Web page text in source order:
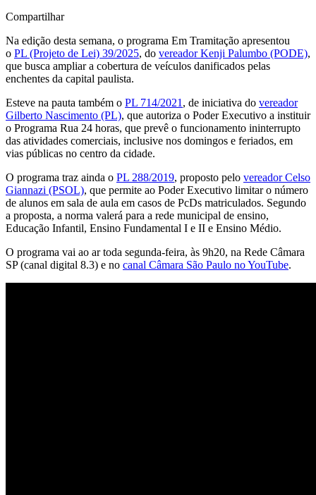
Compartilhar
Na edição desta semana, o programa Em Tramitação apresentou
o PL (Projeto de Lei) 39/2025, do vereador Kenji Palumbo (PODE),
que busca ampliar a cobertura de veículos danificados pelas
enchentes da capital paulista.
Esteve na pauta também o PL 714/2021 , de iniciativa do vereador
Gilberto Nascimento (PL), que autoriza o Poder Executivo a instituir
o Programa Rua 24 horas, que prevê o funcionamento ininterrupto
das atividades comerciais, inclusive nos domingos e feriados, em
vias públicas no centro da cidade.
O programa traz ainda o PL 288/2019, proposto pelo vereador Celso
Giannazi (PSOL), que permite ao Poder Executivo limitar o número
de alunos em sala de aula em casos de PcDs matriculados. Segundo
a proposta, a norma valerá para a rede municipal de ensino,
Educação Infantil, Ensino Fundamental I e II e Ensino Médio.
O programa vai ao ar toda segunda-feira, às 9h20, na Rede Câmara
SP (canal digital 8.3) e no canal Câmara São Paulo no YouTube.